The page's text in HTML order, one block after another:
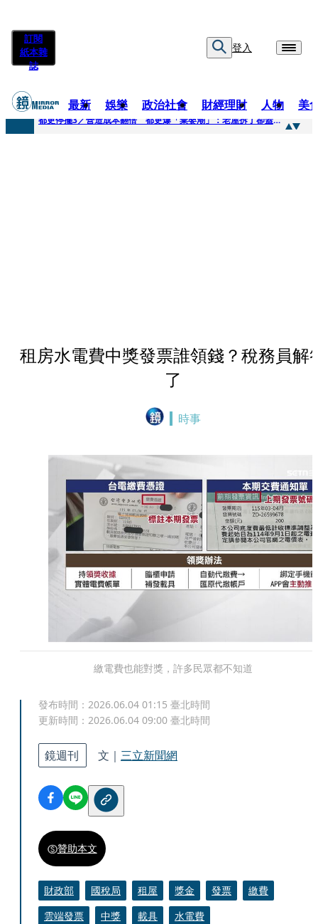
訂閱
紙本雜
誌
登入
最新 娛樂 政治社會 財經理財 人物 美
快訊
都更停擺3／營造成本翻倍 都更爆「棄嬰潮」：老屋拆了卻蓋不下去
租房水電費中獎發票誰領錢？稅務員解
了
時事
繳電費也能對獎，許多民眾都不知道
發布時間： 2026.06.04 01:15 臺北時間
更新時間： 2026.06.04 09:00 臺北時間
鏡週刊 文｜ 三立新聞網
贊助本文
財政部 國稅局 租屋 獎金 發票
繳費
雲端發票
中獎 載具 水電費